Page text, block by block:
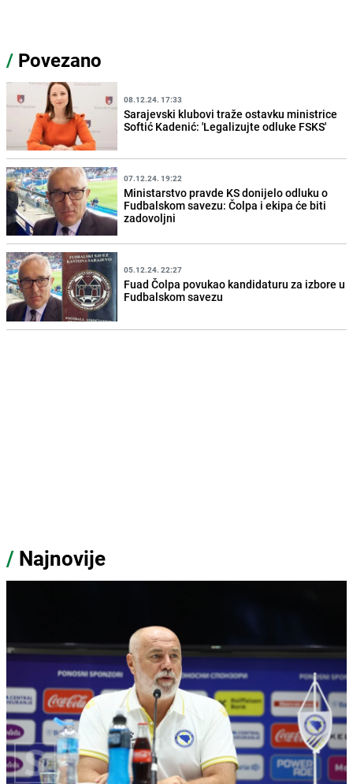
/ Povezano
08.12.24. 17:33
Sarajevski klubovi traže ostavku ministrice
Softić Kadenić: 'Legalizujte odluke FSKS'
07.12.24. 19:22
Ministarstvo pravde KS donijelo odluku o
Fudbalskom savezu: Čolpa i ekipa će biti
zadovoljni
05.12.24. 22:27
Fuad Čolpa povukao kandidaturu za izbore u
Fudbalskom savezu
/ Najnovije